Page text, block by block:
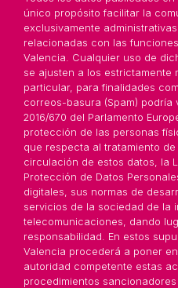
único propósito facilitar la
exclusivamente
relacionadas con las
Valencia. Cualquier uso de
se ajusten a los estrictamente
particular, para finalidades
correos-basura (Spam) podría
2016/670 del Parlamento
protección de las personas
que respecta al tratamiento
circulación de estos datos, la
Protección de Datos
digitales, sus normas de
servicios de la sociedad de la
telecomunicaciones, dando
responsabilidad. En estos
Valencia procederá a poner
autoridad competente estas
procedimientos sancionadores